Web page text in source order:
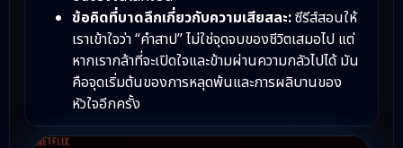
ข้อคิดที่บาดลึกเกี่ยวกับความเสียสละ:ซีรีส์สอนให้
เราเข้าใจว่า “คำสาป” ไม่ใช่จุดจบของชีวิตเสมอไป แต่
หากเรากล้าที่จะเปิดใจและข้ามผ่านความกลัวไปได้ มัน
คือจุดเริ่มต้นของการหลุดพ้นและการผลิบานของ
หัวใจอีกครั้ง